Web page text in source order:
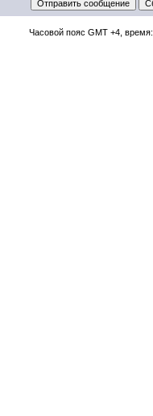
Часовой пояс GMT +4, время: